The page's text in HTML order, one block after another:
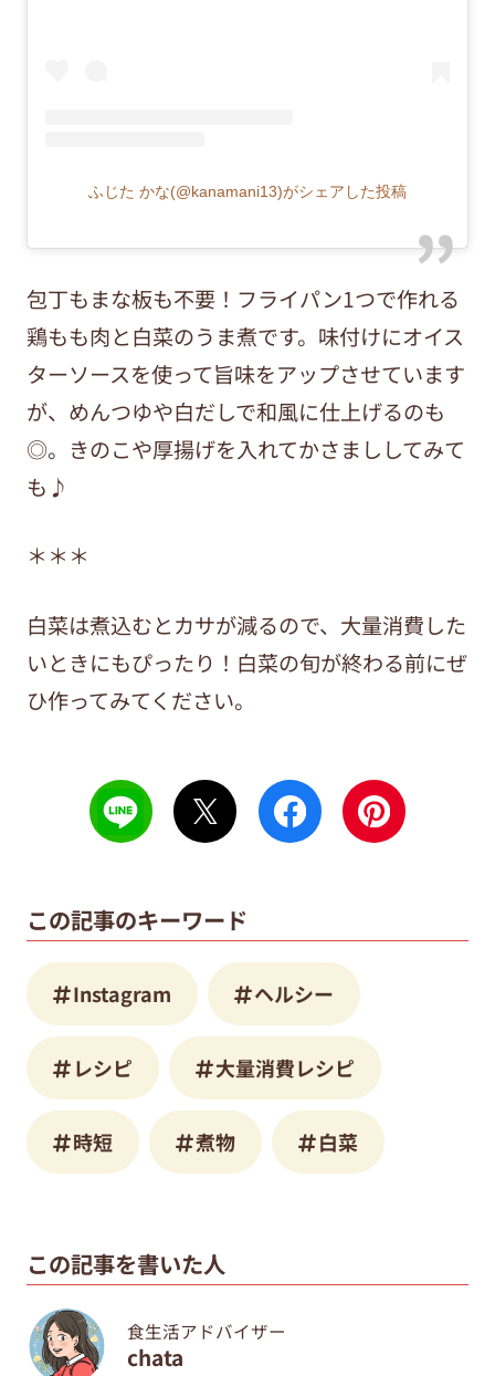
ふじた かな(@kanamani13)がシェアした投稿
包丁もまな板も不要！フライパン1つで作れる
鶏もも肉と白菜のうま煮です。味付けにオイス
ターソースを使って旨味をアップさせています
が、めんつゆや白だしで和風に仕上げるのも
◎。きのこや厚揚げを入れてかさまししてみて
も♪
＊＊＊
白菜は煮込むとカサが減るので、大量消費した
いときにもぴったり！白菜の旬が終わる前にぜ
ひ作ってみてください。
この記事のキーワード
Instagram ヘルシー
レシピ 大量消費レシピ
時短 煮物 白菜
この記事を書いた人
食生活アドバイザー
chata